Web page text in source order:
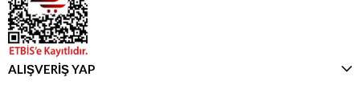
ALIŞVERİŞ YAP